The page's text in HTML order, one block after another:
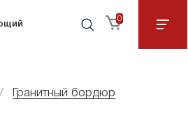
0
Гранитный бордюр